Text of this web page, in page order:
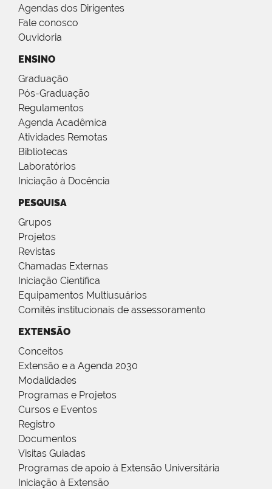
Agendas dos Dirigentes
Fale conosco
Ouvidoria
ENSINO
Graduação
Pós-Graduação
Regulamentos
Agenda Acadêmica
Atividades Remotas
Bibliotecas
Laboratórios
Iniciação à Docência
PESQUISA
Grupos
Projetos
Revistas
Chamadas Externas
Iniciação Científica
Equipamentos Multiusuários
Comitês institucionais de assessoramento
EXTENSÃO
Conceitos
Extensão e a Agenda 2030
Modalidades
Programas e Projetos
Cursos e Eventos
Registro
Documentos
Visitas Guiadas
Programas de apoio à Extensão Universitária
Iniciação à Extensão